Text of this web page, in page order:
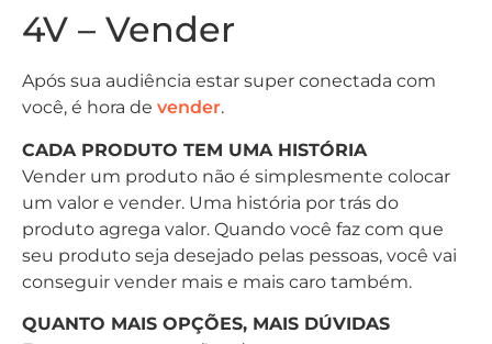
4V – Vender
Após sua audiência estar super conectada com
você, é hora de vender.
CADA PRODUTO TEM UMA HISTÓRIA
Vender um produto não é simplesmente colocar
um valor e vender. Uma história por trás do
produto agrega valor. Quando você faz com que
seu produto seja desejado pelas pessoas, você vai
conseguir vender mais e mais caro também.
QUANTO MAIS OPÇÕES, MAIS DÚVIDAS